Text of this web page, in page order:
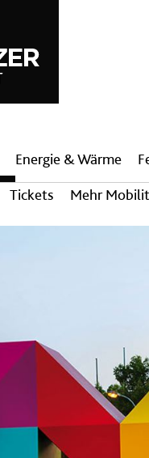
Tickets Mehr
Energie & Wärme